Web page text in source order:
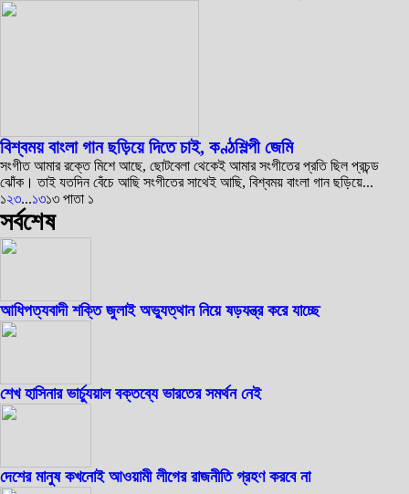
বিশ্বময় বাংলা গান ছড়িয়ে দিতে চাই, কণ্ঠশিল্পী জেমি
সংগীত আমার রক্তে মিশে আছে, ছোটবেলা থেকেই আমার সংগীতের প্রতি ছিল প্রচন্ড
ঝোঁক। তাই যতদিন বেঁচে আছি সংগীতের সাথেই আছি, বিশ্বময় বাংলা গান ছড়িয়ে...
১২৩...১৩১৩ পাতা ১
সর্বশেষ
আধিপত্যবাদী শক্তি জুলাই অভ্যুত্থান নিয়ে ষড়যন্ত্র করে যাচ্ছে
শেখ হাসিনার ভার্চ্যুয়াল বক্তব্যে ভারতের সমর্থন নেই
দেশের মানুষ কখনোই আওয়ামী লীগের রাজনীতি গ্রহণ করবে না